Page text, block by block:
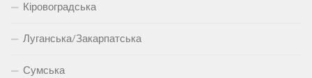
Кіровоградська
Луганська/Закарпатська
Сумська